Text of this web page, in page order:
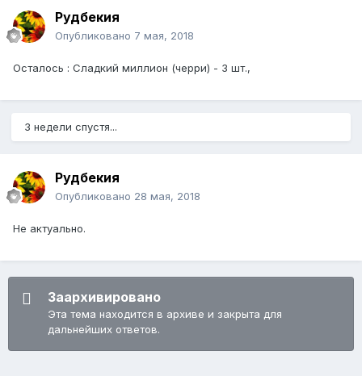
Рудбекия
Опубликовано 7 мая, 2018
Осталось : Сладкий миллион (черри) - 3 шт.,
3 недели спустя...
Рудбекия
Опубликовано 28 мая, 2018
Не актуально.
Заархивировано
Эта тема находится в архиве и закрыта для
дальнейших ответов.